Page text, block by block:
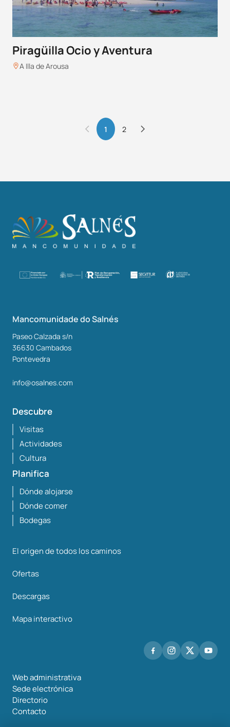
Piragüilla Ocio y Aventura
A Illa de Arousa
1 2
Mancomunidade do Salnés
Paseo Calzada s/n
36630 Cambados
Pontevedra
info@osalnes.com
Descubre
Visitas
Actividades
Cultura
Planifica
Dónde alojarse
Dónde comer
Bodegas
El origen de todos los caminos
Ofertas
Descargas
Mapa interactivo
Web administrativa
Sede electrónica
Directorio
Contacto